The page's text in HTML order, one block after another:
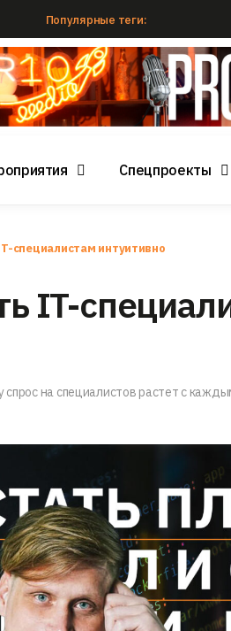
Популярные теги:
Спецпроекты
специалистам интуитивно
IT-
на специалистов растет с